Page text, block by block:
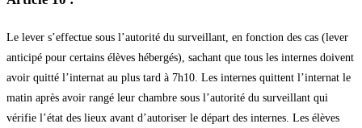
Le lever s’effectue sous l’autorité du surveillant, en fonction des cas (lever
anticipé pour certains élèves hébergés), sachant que tous les internes doivent
avoir quitté l’internat au plus tard à 7h10. Les internes quittent l’internat le
matin après avoir rangé leur chambre sous l’autorité du surveillant qui
vérifie l’état des lieux avant d’autoriser le départ des internes. Les élèves